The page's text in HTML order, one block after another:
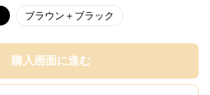
ブラウン＋ブラック
購入画面に進む